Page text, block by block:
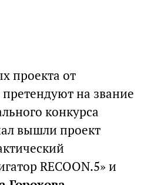
проекта от
на звание
конкурса
вышли проект
RECOON.5» и